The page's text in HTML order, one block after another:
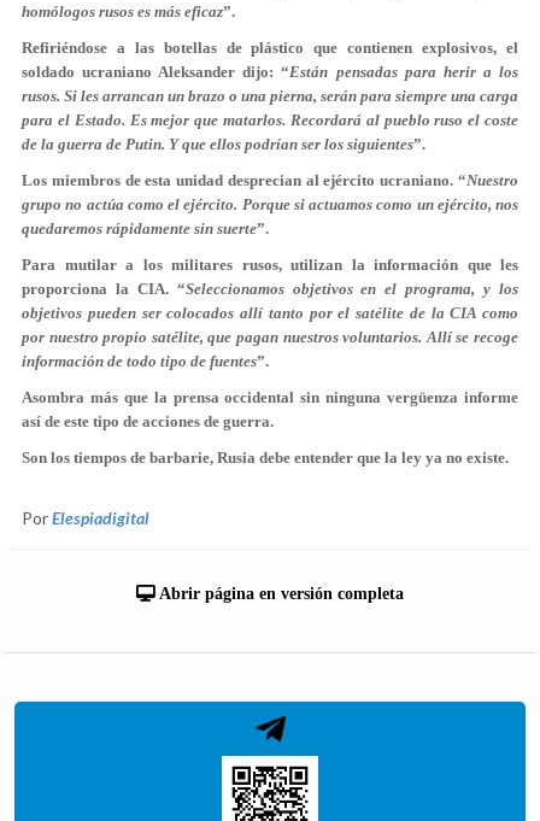
homólogos rusos es más eficaz”.
Refiriéndose a las botellas de plástico que contienen explosivos, el
soldado ucraniano Aleksander dijo: “Están pensadas para herir a los
rusos. Si les arrancan un brazo o una pierna, serán para siempre una carga
para el Estado. Es mejor que matarlos. Recordará al pueblo ruso el coste
de la guerra de Putin. Y que ellos podrían ser los siguientes”.
Los miembros de esta unidad desprecian al ejército ucraniano. “Nuestro
grupo no actúa como el ejército. Porque si actuamos como un ejército, nos
quedaremos rápidamente sin suerte”.
Para mutilar a los militares rusos, utilizan la información que les
proporciona la CIA. “Seleccionamos objetivos en el programa, y los
objetivos pueden ser colocados allí tanto por el satélite de la CIA como
por nuestro propio satélite, que pagan nuestros voluntarios. Allí se recoge
información de todo tipo de fuentes”.
Asombra más que la prensa occidental sin ninguna vergüenza informe
así de este tipo de acciones de guerra.
Son los tiempos de barbarie, Rusia debe entender que la ley ya no existe.
PorElespiadigital
Abrir página en versión completa